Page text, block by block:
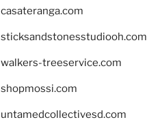
casateranga.com
sticksandstonesstudiooh.com
walkers-treeservice.com
shopmossi.com
untamedcollectivesd.com